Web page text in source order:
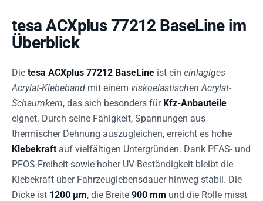
tesa ACXplus 77212 BaseLine im
Überblick
Die tesa ACXplus 77212 BaseLine ist ein einlagiges
Acrylat-Klebeband mit einem viskoelastischen Acrylat-
Schaumkern, das sich besonders für Kfz-Anbauteile
eignet. Durch seine Fähigkeit, Spannungen aus
thermischer Dehnung auszugleichen, erreicht es hohe
Klebekraft auf vielfältigen Untergründen. Dank PFAS- und
PFOS-Freiheit sowie hoher UV-Beständigkeit bleibt die
Klebekraft über Fahrzeuglebensdauer hinweg stabil. Die
Dicke ist 1200 µm, die Breite 900 mm und die Rolle misst